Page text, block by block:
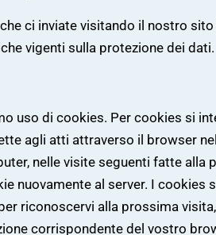
ci inviate visitando il nostro
vigenti sulla protezione dei dati.
uso di cookies. Per cookies si
agli atti attraverso il browser
nelle visite seguenti fatte alla
nuovamente al server. I
riconoscervi alla prossima
corrispondente del vostro